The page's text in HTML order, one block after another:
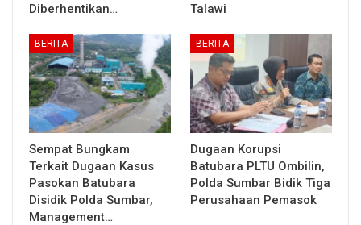
Diberhentikan…
Talawi
BERITA
Sempat Bungkam
Terkait Dugaan Kasus
Pasokan Batubara
Disidik Polda Sumbar,
Management…
BERITA
Dugaan Korupsi
Batubara PLTU Ombilin,
Polda Sumbar Bidik Tiga
Perusahaan Pemasok